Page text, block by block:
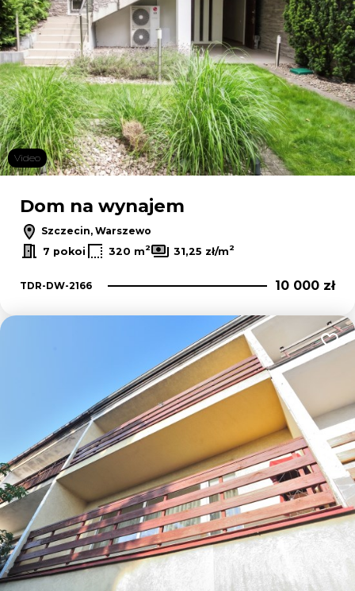
Video
Dom na wynajem
Szczecin, Warszewo
7 pokoi
320 m2 31,25 zł/m2
TDR-DW-2166 10 000 zł